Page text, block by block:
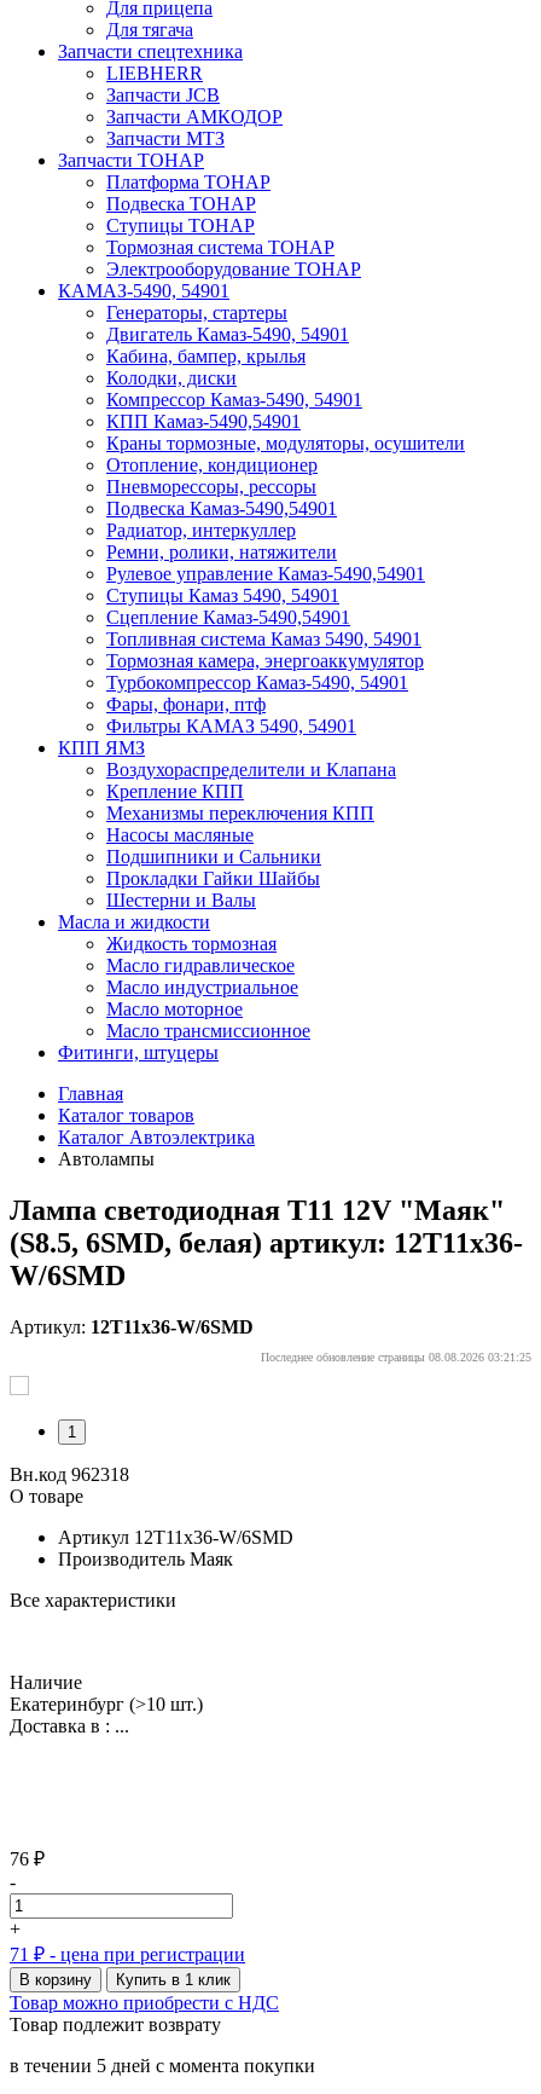
Для прицепа
Для тягача
Запчасти спецтехника
LIEBHERR
Запчасти JCB
Запчасти АМКОДОР
Запчасти МТЗ
Запчасти ТОНАР
Платформа ТОНАР
Подвеска ТОНАР
Ступицы ТОНАР
Тормозная система ТОНАР
Электрооборудование ТОНАР
КАМАЗ-5490, 54901
Генераторы, стартеры
Двигатель Камаз-5490, 54901
Кабина, бампер, крылья
Колодки, диски
Компрессор Камаз-5490, 54901
КПП Камаз-5490,54901
Краны тормозные, модуляторы, осушители
Отопление, кондиционер
Пневморессоры, рессоры
Подвеска Камаз-5490,54901
Радиатор, интеркуллер
Ремни, ролики, натяжители
Рулевое управление Камаз-5490,54901
Ступицы Камаз 5490, 54901
Сцепление Камаз-5490,54901
Топливная система Камаз 5490, 54901
Тормозная камера, энергоаккумулятор
Турбокомпрессор Камаз-5490, 54901
Фары, фонари, птф
Фильтры КАМАЗ 5490, 54901
КПП ЯМЗ
Воздухораспределители и Клапана
Крепление КПП
Механизмы переключения КПП
Насосы масляные
Подшипники и Сальники
Прокладки Гайки Шайбы
Шестерни и Валы
Масла и жидкости
Жидкость тормозная
Масло гидравлическое
Масло индустриальное
Масло моторное
Масло трансмиссионное
Фитинги, штуцеры
Главная
Каталог товаров
Каталог Автоэлектрика
Автолампы
Лампа светодиодная T11 12V "Маяк"
(S8.5, 6SMD, белая) артикул: 12T11x36-
W/6SMD
Артикул: 12T11x36-W/6SMD
Последнее обновление страницы 08.08.2026 03:21:25
1
Вн.код 962318
О товаре
Артикул 12T11x36-W/6SMD
Производитель Маяк
Все характеристики
Наличие
Екатеринбург (>10 шт.)
Доставка в : ...
76 ₽
-
+
71 ₽ - цена при регистрации
В корзину Купить в 1 клик
Товар можно приобрести с НДС
Товар подлежит возврату
в течении 5 дней с момента покупки